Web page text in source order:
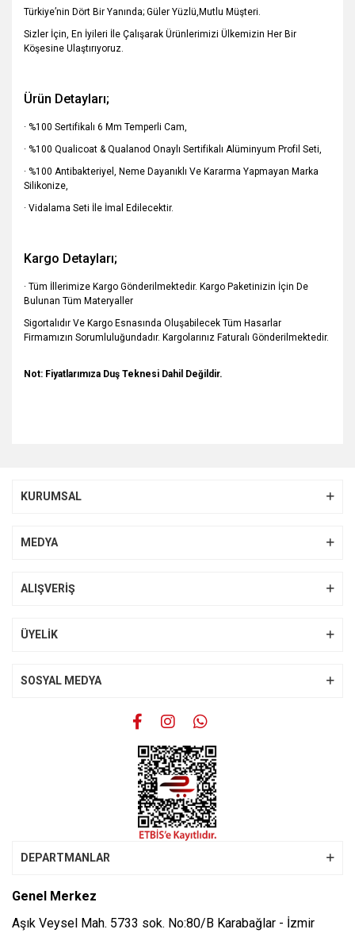
Türkiye’nin Dört Bir Yanında; Güler Yüzlü,Mutlu Müşteri.
Sizler İçin, En İyileri İle Çalışarak Ürünlerimizi Ülkemizin Her Bir
Köşesine Ulaştırıyoruz.
Ürün Detayları;
· %100 Sertifikalı 6 Mm Temperli Cam,
· %100 Qualicoat & Qualanod Onaylı Sertifikalı Alüminyum Profil Seti,
· %100 Antibakteriyel, Neme Dayanıklı Ve Kararma Yapmayan Marka
Silikonize,
· Vidalama Seti İle İmal Edilecektir.
Kargo Detayları;
· Tüm İllerimize Kargo Gönderilmektedir. Kargo Paketinizin İçin De
Bulunan Tüm Materyaller
Sigortalıdır Ve Kargo Esnasında Oluşabilecek Tüm Hasarlar
Firmamızın Sorumluluğundadır. Kargolarınız Faturalı Gönderilmektedir.
Not: Fiyatlarımıza Duş Teknesi Dahil Değildir.
Görüş ve önerileriniz için teşekkür ederiz.
Ürün resmi kalitesiz, bozuk veya görüntülenemiyor.
Ürün bilgilerinde hatalar bulunuyor.
Gönder
KURUMSAL
MEDYA
ALIŞVERİŞ
ÜYELİK
SOSYAL MEDYA
DEPARTMANLAR
Genel Merkez
Aşık Veysel Mah. 5733 sok. No:80/B Karabağlar - İzmir